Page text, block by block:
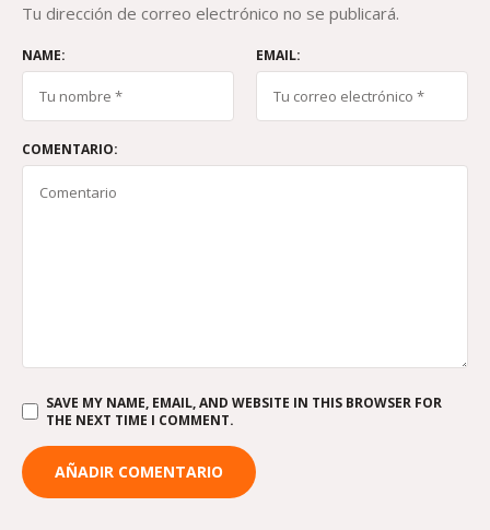
Tu dirección de correo electrónico no se publicará.
NAME: EMAIL:
COMENTARIO:
SAVE MY NAME, EMAIL, AND WEBSITE IN THIS BROWSER FOR
THE NEXT TIME I COMMENT.